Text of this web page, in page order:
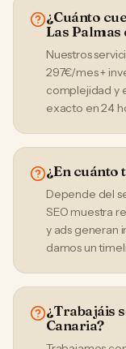
¿Cuánto
Las Palmas
Nuestros
297€/mes +
complejidad y
exacto en 24
¿En cuánto
Depende del
SEO muestra
y ads generan
damos un
¿Trabajáis
Canaria?